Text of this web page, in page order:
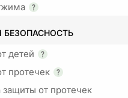
БЕЗОПАСНОСТЬ
детей
протечек
от протечек